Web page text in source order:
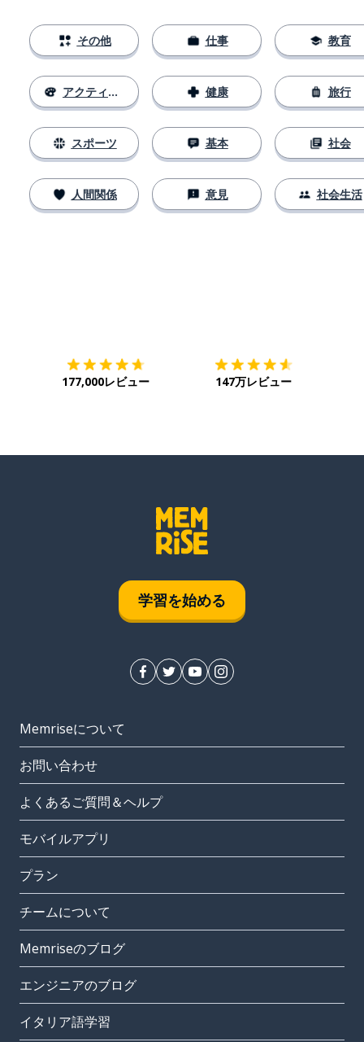
その他
アクティビティ
スポーツ
人間関係
仕事
健康
基本
意見
教育
旅行
社会
社会生活
177,000レビュー 147万レビュー
学習を始める
Memriseについて
お問い合わせ
よくあるご質問＆ヘルプ
モバイルアプリ
プラン
チームについて
Memriseのブログ
エンジニアのブログ
イタリア語学習